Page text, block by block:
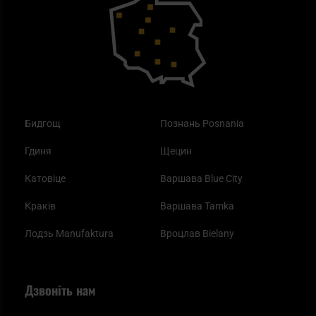
Бидгощ
Гдиня
Катовіце
Краків
Лодзь Manufaktura
Познань Posnania
Щецин
Варшава Blue City
Варшава Tamka
Вроцлав Bielany
Найкращі спальні мішки на осінь
Дзвоніть нам